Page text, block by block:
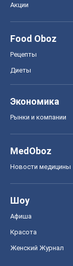
Акции
Food Oboz
Рецепты
Диеты
Экономика
Рынки и компании
MedOboz
Новости медицины
Шоу
Афиша
Красота
Женский Журнал